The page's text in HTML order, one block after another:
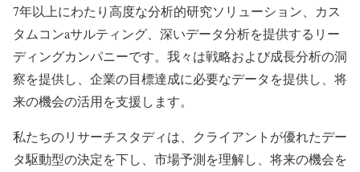
7年以上にわたり高度な分析的研究ソリューション、カス
タムコンaサルティング、深いデータ分析を提供するリー
ディングカンパニーです。我々は戦略および成長分析の洞
察を提供し、企業の目標達成に必要なデータを提供し、将
来の機会の活用を支援します。
私たちのリサーチスタディは、クライアントが優れたデー
タ駆動型の決定を下し、市場予測を理解し、将来の機会を